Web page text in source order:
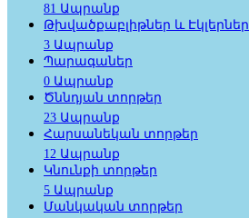
81 Ապրանք
Թխվածքաբլիթներ և Էկլերներ
3 Ապրանք
Պարագաներ
0 Ապրանք
Ծննդյան տորթեր
23 Ապրանք
Հարսանեկան տորթեր
12 Ապրանք
Կնունքի տորթեր
5 Ապրանք
Մանկական տորթեր